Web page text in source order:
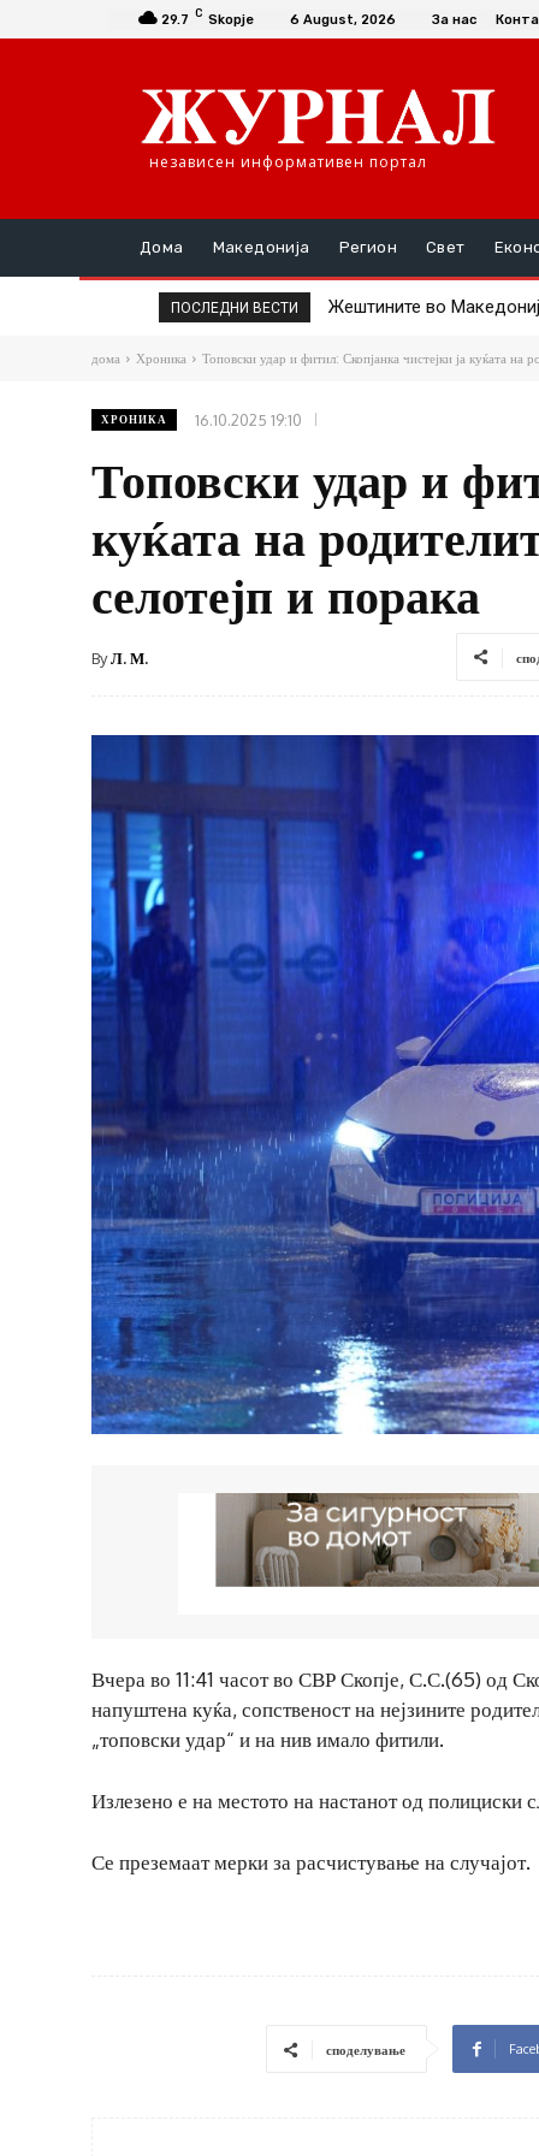
29.7 C Skopje 6 August, 2026 За нас
независен информативен портал
Дома Македонија Регион Свет
ПОСЛЕДНИ ВЕСТИ Жештините во
Без струја утре делови
дома Хроника Топовски удар и фитил: Скопјанка чистејки ја куќата на
ХРОНИКА 16.10.2025 19:10
Топовски удар и
куќата на
селотејп и порака
ByЛ. М.
Вчера во 11:41 часот во СВР Скопје, С.С.(65) од
напуштена куќа, сопственост на нејзините
„топовски удар“ и на нив имало фитили.
Излезено е на местото на настанот од
Се преземаат мерки за расчистување на случајот.
споделување